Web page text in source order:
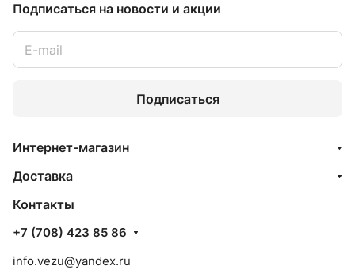
Подписаться на новости и акции
Подписаться
Интернет-магазин
Доставка
Контакты
+7 (708) 423 85 86
info.vezu@yandex.ru